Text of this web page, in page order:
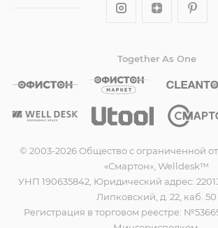
Together As One
© 2003-2026 Общество с ограниченной
«Смартон», Welldesk™
УНП 190635842, Юридический адрес:
Липковский, д. 22, каб. 50
Регистрация в торговом реестре: